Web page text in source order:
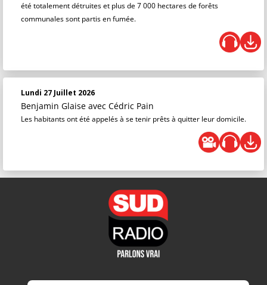
été totalement détruites et plus de 7 000 hectares de forêts
communales sont partis en fumée.
Lundi 27 Juillet 2026
Benjamin Glaise avec Cédric Pain
Les habitants ont été appelés à se tenir prêts à quitter leur domicile.